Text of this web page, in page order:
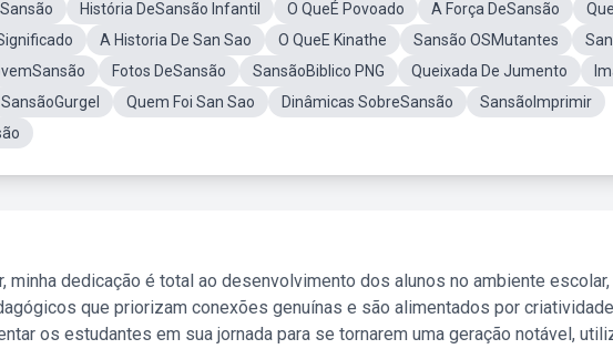
História DeSansão Infantil O QueÉ Povoado A Força DeSansão
A Historia De San Sao O QueE Kinathe Sansão OSMutantes
Fotos DeSansão SansãoBiblico PNG Queixada De Jumento
SansãoGurgel Quem Foi San Sao Dinâmicas SobreSansão
SansãoImprimir
minha dedicação é total ao desenvolvimento dos alunos no ambiente
que priorizam conexões genuínas e são alimentados por
os estudantes em sua jornada para se tornarem uma geração notável,